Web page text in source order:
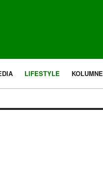
LIFESTYLE KOLUMNE